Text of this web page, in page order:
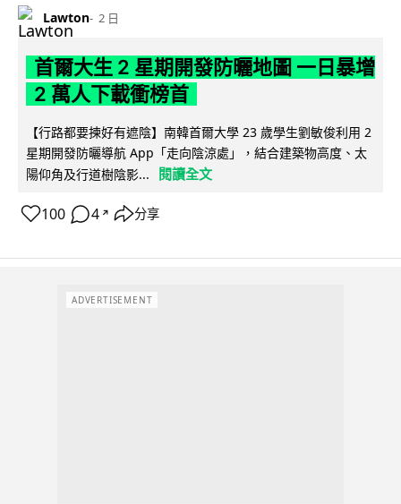
Lawton 2 日
首爾大生 2 星期開發防曬地圖 一日暴增
2 萬人下載衝榜首
【行路都要揀好有遮陰】南韓首爾大學 23 歲學生劉敏俊利用 2
星期開發防曬導航 App「走向陰涼處」，結合建築物高度、太
陽仰角及行道樹陰影...
閱讀全文
100 4 ↗ 分享
ADVERTISEMENT